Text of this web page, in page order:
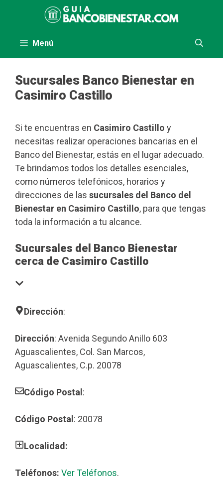
Menú
Sucursales Banco Bienestar en
Casimiro Castillo
Si te encuentras en Casimiro Castillo y
necesitas realizar operaciones bancarias en el
Banco del Bienestar, estás en el lugar adecuado.
Te brindamos todos los detalles esenciales,
como números telefónicos, horarios y
direcciones de las sucursales del Banco del
Bienestar en Casimiro Castillo, para que tengas
toda la información a tu alcance.
Sucursales del Banco Bienestar
cerca de Casimiro Castillo
Dirección:
Dirección: Avenida Segundo Anillo 603
Aguascalientes, Col. San Marcos,
Aguascalientes, C.p. 20078
Código Postal :
Código Postal : 20078
Localidad:
Teléfonos: Ver Teléfonos.